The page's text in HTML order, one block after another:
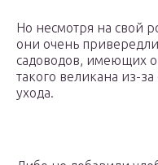
Но несмотря на свой
они очень
садоводов, имеющих
такого великана из-
ухода.